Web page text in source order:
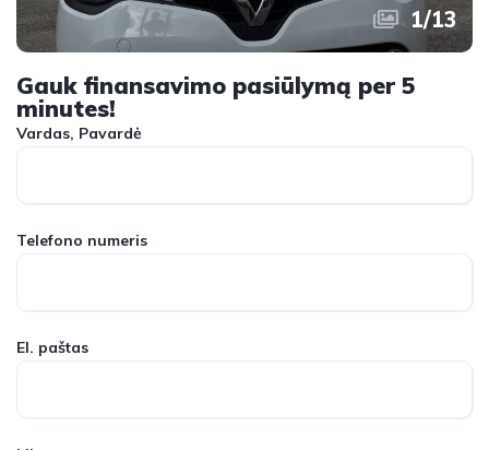
1/13
Gauk finansavimo pasiūlymą per 5
minutes!
Vardas, Pavardė
Telefono numeris
El. paštas